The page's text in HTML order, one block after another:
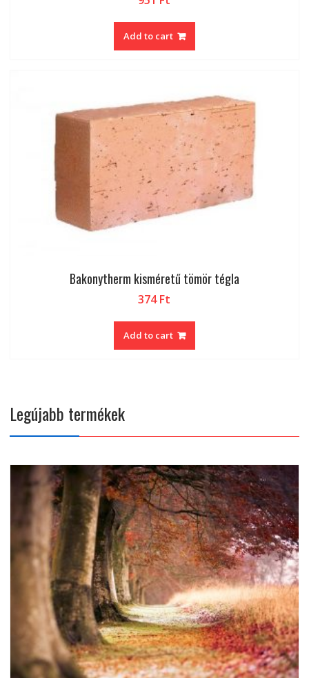
Add to cart
Bakonytherm kisméretű tömör tégla
374Ft
Add to cart
Legújabb termékek